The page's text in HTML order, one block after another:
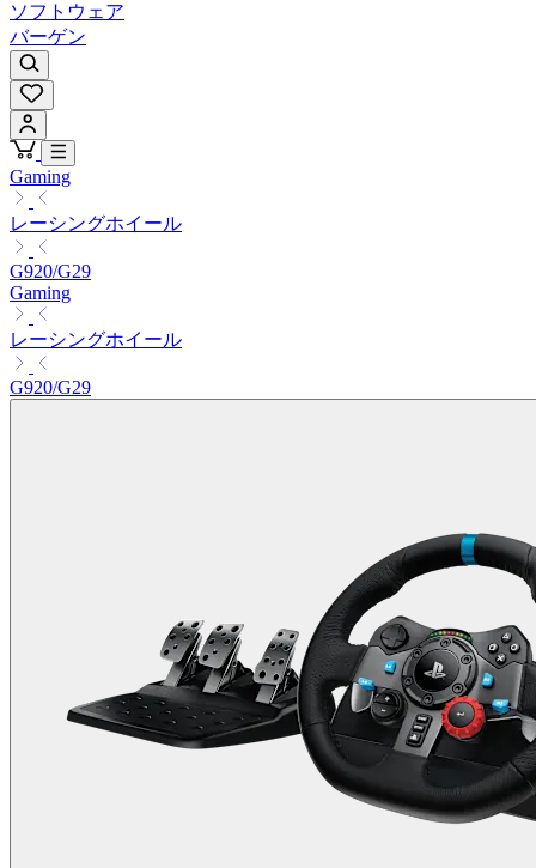
ソフトウェア
バーゲン
Gaming
レーシングホイール
G920/G29
Gaming
レーシングホイール
G920/G29